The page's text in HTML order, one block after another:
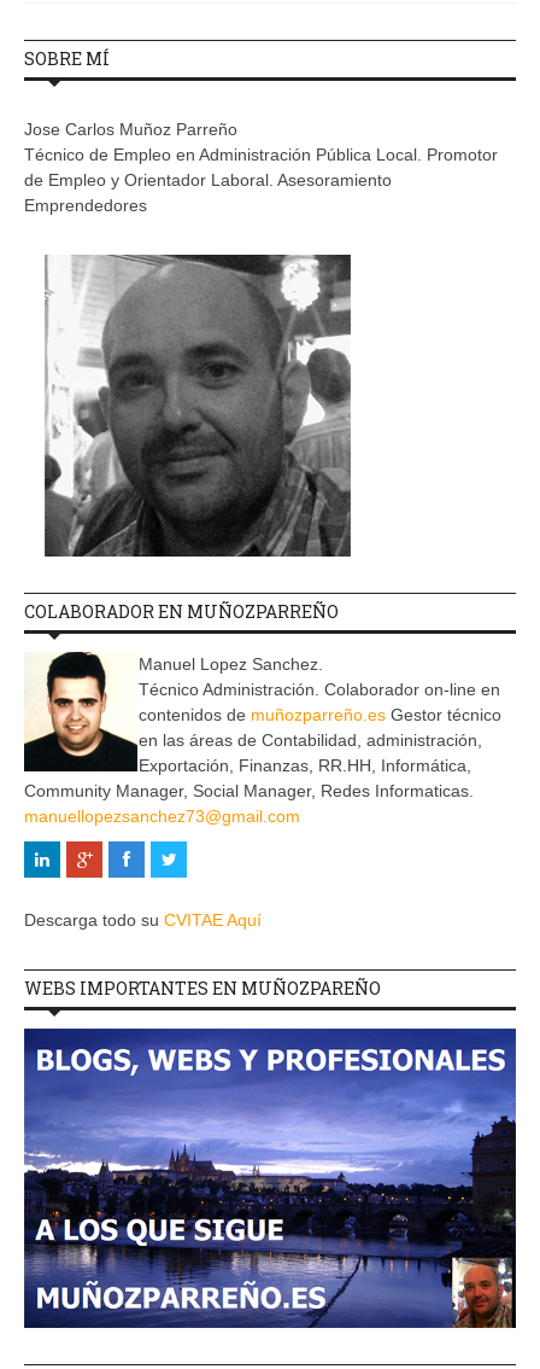
SOBRE MÍ
Jose Carlos Muñoz Parreño
Técnico de Empleo en Administración Pública Local. Promotor
de Empleo y Orientador Laboral. Asesoramiento
Emprendedores
COLABORADOR EN MUÑOZPARREÑO
Manuel Lopez Sanchez.
Técnico Administración. Colaborador on-line en
contenidos de muñozparreño.es Gestor técnico
en las áreas de Contabilidad, administración,
Exportación, Finanzas, RR.HH, Informática,
Community Manager, Social Manager, Redes Informaticas.
manuellopezsanchez73@gmail.com
Descarga todo su CVITAE Aquí
WEBS IMPORTANTES EN MUÑOZPAREÑO